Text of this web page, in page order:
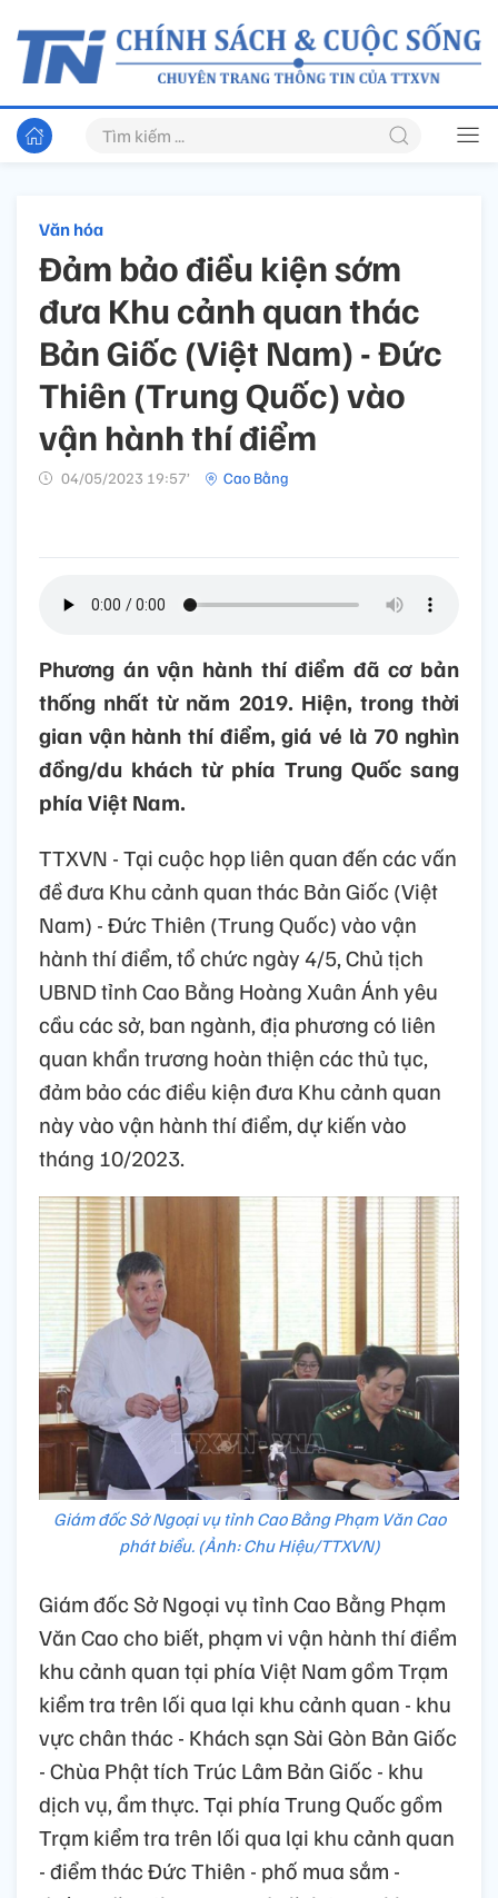
Văn hóa
Đảm bảo điều kiện sớm
đưa Khu cảnh quan thác
Bản Giốc (Việt Nam) - Đức
Thiên (Trung Quốc) vào
vận hành thí điểm
04/05/2023 19:57’ Cao Bằng
Phương án vận hành thí điểm đã cơ bản
thống nhất từ năm 2019. Hiện, trong thời
gian vận hành thí điểm, giá vé là 70 nghìn
đồng/du khách từ phía Trung Quốc sang
phía Việt Nam.
TTXVN - Tại cuộc họp liên quan đến các vấn
đề đưa Khu cảnh quan thác Bản Giốc (Việt
Nam) - Đức Thiên (Trung Quốc) vào vận
hành thí điểm, tổ chức ngày 4/5, Chủ tịch
UBND tỉnh Cao Bằng Hoàng Xuân Ánh yêu
cầu các sở, ban ngành, địa phương có liên
quan khẩn trương hoàn thiện các thủ tục,
đảm bảo các điều kiện đưa Khu cảnh quan
này vào vận hành thí điểm, dự kiến vào
tháng 10/2023.
Giám đốc Sở Ngoại vụ tỉnh Cao Bằng Phạm Văn Cao
phát biểu. (Ảnh: Chu Hiệu/TTXVN)
Giám đốc Sở Ngoại vụ tỉnh Cao Bằng Phạm
Văn Cao cho biết, phạm vi vận hành thí điểm
khu cảnh quan tại phía Việt Nam gồm Trạm
kiểm tra trên lối qua lại khu cảnh quan - khu
vực chân thác - Khách sạn Sài Gòn Bản Giốc
- Chùa Phật tích Trúc Lâm Bản Giốc - khu
dịch vụ, ẩm thực. Tại phía Trung Quốc gồm
Trạm kiểm tra trên lối qua lại khu cảnh quan
- điểm thác Đức Thiên - phố mua sắm -